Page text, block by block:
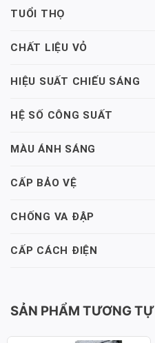
TUỔI THỌ
CHẤT LIỆU VỎ
HIỆU SUẤT CHIẾU SÁNG
HỆ SỐ CÔNG SUẤT
MÀU ÁNH SÁNG
CẤP BẢO VỆ
CHỐNG VA ĐẬP
CẤP CÁCH ĐIỆN
SẢN PHẨM TƯƠNG TỰ